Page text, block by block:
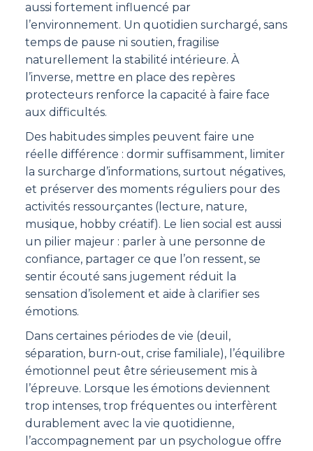
aussi fortement influencé par
l’environnement. Un quotidien surchargé, sans
temps de pause ni soutien, fragilise
naturellement la stabilité intérieure. À
l’inverse, mettre en place des repères
protecteurs renforce la capacité à faire face
aux difficultés.
Des habitudes simples peuvent faire une
réelle différence : dormir suffisamment, limiter
la surcharge d’informations, surtout négatives,
et préserver des moments réguliers pour des
activités ressourçantes (lecture, nature,
musique, hobby créatif). Le lien social est aussi
un pilier majeur : parler à une personne de
confiance, partager ce que l’on ressent, se
sentir écouté sans jugement réduit la
sensation d’isolement et aide à clarifier ses
émotions.
Dans certaines périodes de vie (deuil,
séparation, burn-out, crise familiale), l’équilibre
émotionnel peut être sérieusement mis à
l’épreuve. Lorsque les émotions deviennent
trop intenses, trop fréquentes ou interfèrent
durablement avec la vie quotidienne,
l’accompagnement par un psychologue offre